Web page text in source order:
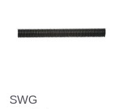
SWG